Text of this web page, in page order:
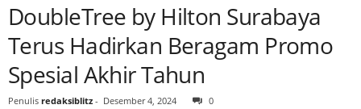
DoubleTree by Hilton Surabaya
Terus Hadirkan Beragam Promo
Spesial Akhir Tahun
Penulis redaksiblitz - Desember 4, 2024 0